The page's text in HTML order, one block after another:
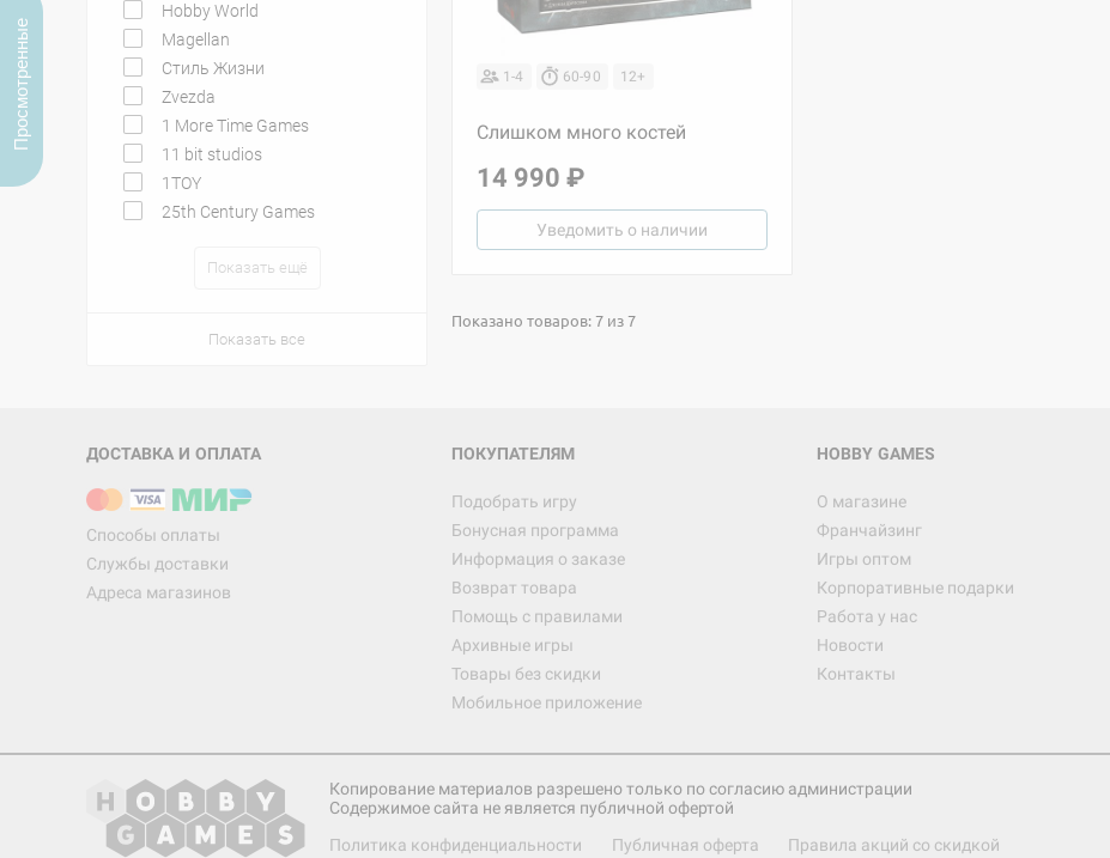
Hobby World
Magellan
Стиль Жизни
Zvezda
1 More Time Games
11 bit studios
1TOY
25th Century Games
Показать ещё
Показать все
1-4 60-90 12+
Слишком много костей
14 990 ₽
Уведомить о наличии
Показано товаров: 7 из 7
ДОСТАВКА И ОПЛАТА
Способы оплаты
Службы доставки
Адреса магазинов
ПОКУПАТЕЛЯМ
Подобрать игру
Бонусная программа
Информация о заказе
Возврат товара
Помощь с правилами
Архивные игры
Товары без скидки
Мобильное приложение
HOBBY GAMES
О магазине
Франчайзинг
Игры оптом
Корпоративные подарки
Работа у нас
Новости
Контакты
Копирование материалов разрешено только по согласию администрации
Содержимое сайта не является публичной офертой
Политика конфиденциальности
Публичная оферта Правила акций со скидкой
Просмотренные
12 990
Настольная игра Hobby World Ужас
3 490